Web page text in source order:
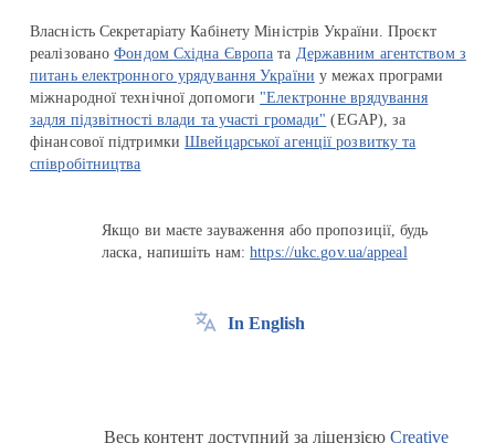
Власність Секретаріату Кабінету Міністрів України. Проєкт
реалізованоФондом Східна Європа та Державним агентством з
питань електронного урядування України у межах програми
міжнародної технічної допомоги "Електронне врядування
задля підзвітності влади та участі громади" (EGAP), за
фінансової підтримкиШвейцарської агенції розвитку та
співробітництва
Якщо ви маєте зауваження або пропозиції, будь
ласка, напишіть нам:https://ukc.gov.ua/appeal
In English
Весь контент доступний за ліцензією Creative